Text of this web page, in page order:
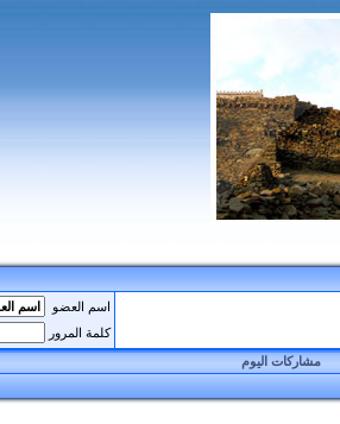
اسم العضو
كلمة المرور
مشاركات اليوم